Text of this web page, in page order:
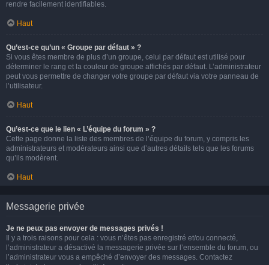
rendre facilement identifiables.
Haut
Qu’est-ce qu’un « Groupe par défaut » ?
Si vous êtes membre de plus d’un groupe, celui par défaut est utilisé pour
déterminer le rang et la couleur de groupe affichés par défaut. L’administrateur
peut vous permettre de changer votre groupe par défaut via votre panneau de
l’utilisateur.
Haut
Qu’est-ce que le lien « L’équipe du forum » ?
Cette page donne la liste des membres de l’équipe du forum, y compris les
administrateurs et modérateurs ainsi que d’autres détails tels que les forums
qu’ils modèrent.
Haut
Messagerie privée
Je ne peux pas envoyer de messages privés !
Il y a trois raisons pour cela : vous n’êtes pas enregistré et/ou connecté,
l’administrateur a désactivé la messagerie privée sur l’ensemble du forum, ou
l’administrateur vous a empêché d’envoyer des messages. Contactez